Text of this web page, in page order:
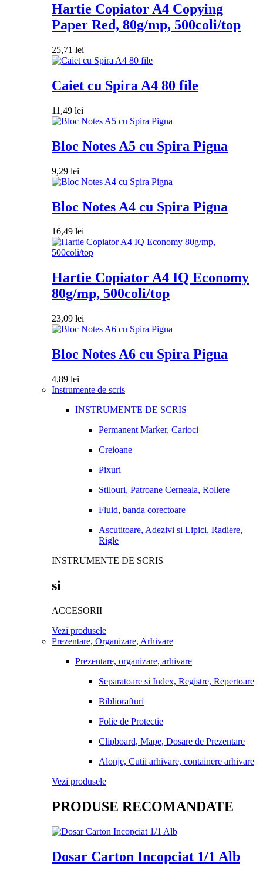
Hartie Copiator A4 Copying
Paper Red, 80g/mp, 500coli/top
25,71 lei
Caiet cu Spira A4 80 file
11,49 lei
Bloc Notes A5 cu Spira Pigna
9,29 lei
Bloc Notes A4 cu Spira Pigna
16,49 lei
Hartie Copiator A4 IQ Economy
80g/mp, 500coli/top
23,09 lei
Bloc Notes A6 cu Spira Pigna
4,89 lei
Instrumente de scris
INSTRUMENTE DE SCRIS
Permanent Marker, Carioci
Creioane
Pixuri
Stilouri, Patroane Cerneala, Rollere
Fluid, banda corectoare
Ascutitoare, Adezivi si Lipici, Radiere,
Rigle
INSTRUMENTE DE SCRIS
si
ACCESORII
Vezi produsele
Prezentare, Organizare, Arhivare
Prezentare, organizare, arhivare
Separatoare si Index, Registre, Repertoare
Bibliorafturi
Folie de Protectie
Clipboard, Mape, Dosare de Prezentare
Alonje, Cutii arhivare, containere arhivare
Vezi produsele
PRODUSE RECOMANDATE
Dosar Carton Incopciat 1/1 Alb